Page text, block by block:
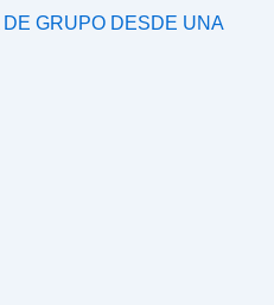
GRUPO DESDE UNA